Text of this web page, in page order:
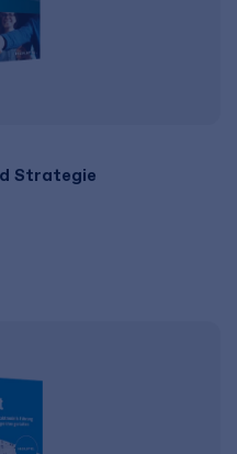
Strategie